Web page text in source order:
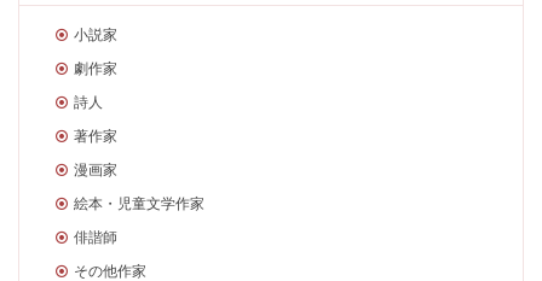
小説家
劇作家
詩人
著作家
漫画家
絵本・児童文学作家
俳諧師
その他作家